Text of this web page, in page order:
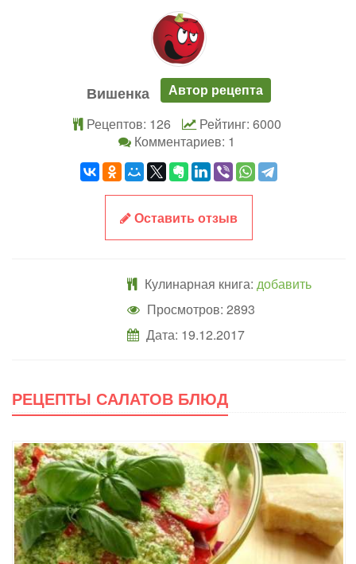
Вишенка
Автор рецепта
Рецептов: 126
Рейтинг: 6000
Комментариев: 1
Оставить отзыв
Кулинарная книга: добавить
Просмотров: 2893
Дата: 19.12.2017
РЕЦЕПТЫ САЛАТОВ БЛЮД